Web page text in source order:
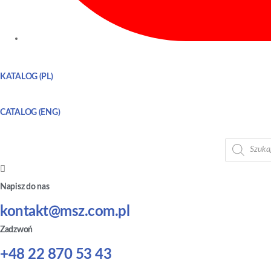
KATALOG (PL)
CATALOG (ENG)
produktów
Napisz do nas
kontakt@msz.com.pl
Zadzwoń
+48 22 870 53 43